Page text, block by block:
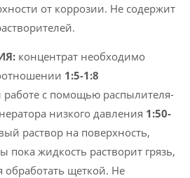
от коррозии. Не содержит
концентрат необходимо
1:5-1:8
работе с помощью распылителя-
низкого давления 1:50-
раствор на поверхность,
пока жидкость растворит грязь,
обработать щеткой. Не